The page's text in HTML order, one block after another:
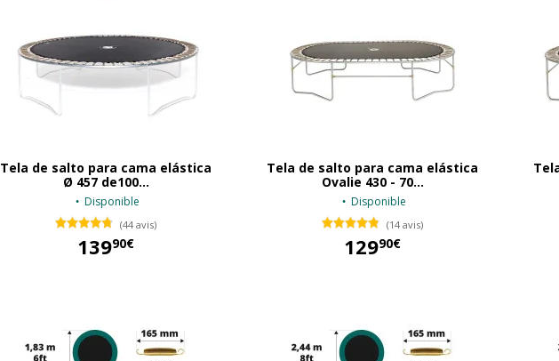
Tela de salto para cama elástica
Ø 457 de100...
Disponible
(44 avis)
13990€
Tela de salto para cama elástica
Ovalie 430 - 70...
Disponible
(14 avis)
12990€